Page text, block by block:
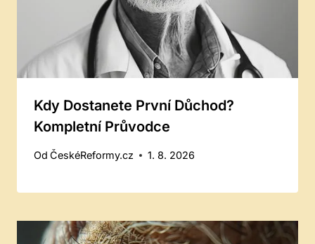
Kdy Dostanete První Důchod?
Kompletní Průvodce
Od ČeskéReformy.cz 1. 8. 2026